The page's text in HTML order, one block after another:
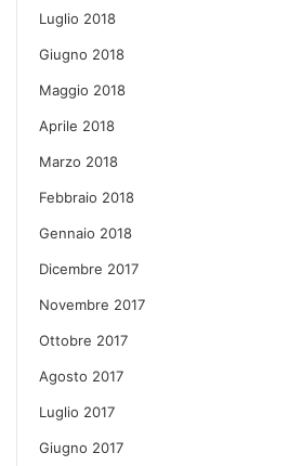
Luglio 2018
Giugno 2018
Maggio 2018
Aprile 2018
Marzo 2018
Febbraio 2018
Gennaio 2018
Dicembre 2017
Novembre 2017
Ottobre 2017
Agosto 2017
Luglio 2017
Giugno 2017